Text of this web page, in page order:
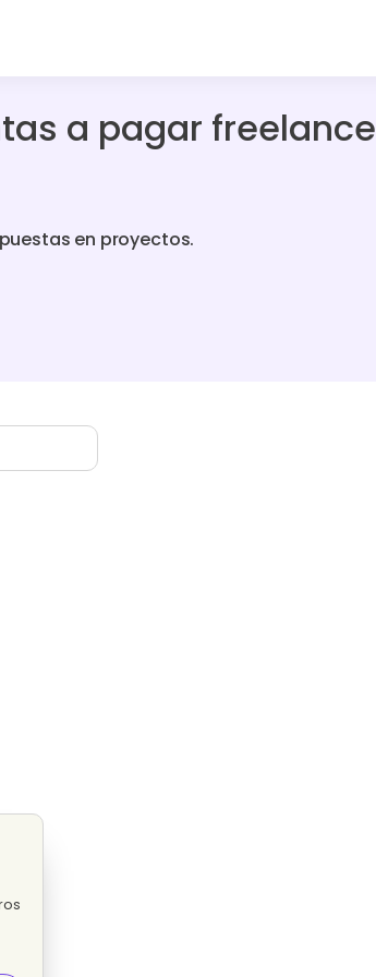
a pagar freelance
en proyectos.